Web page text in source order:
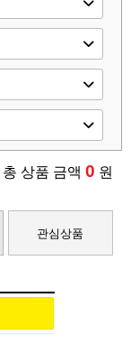
총 상품 금액 0 원
관심상품